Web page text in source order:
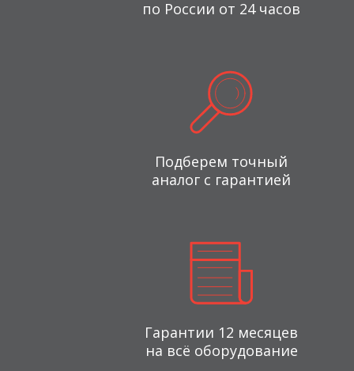
по России от 24 часов
Подберем точный
аналог с гарантией
Гарантии 12 месяцев
на всё оборудование